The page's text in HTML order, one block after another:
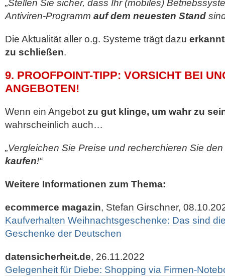
„Stellen Sie sicher, dass Ihr (mobiles)
Antiviren-Programm auf dem neuesten Stand
Die Aktualität aller o.g. Systeme trägt dazu
zu schließen.
9. PROOFPOINT-TIPP: VORSICHT BEI
ANGEBOTEN!
Wenn ein Angebot zu gut klinge, um wahr zu
wahrscheinlich auch…
„Vergleichen Sie Preise und recherchieren Sie
kaufen!“
Weitere Informationen zum Thema:
ecommerce magazin, Stefan Girschner,
Kaufverhalten Weihnachtsgeschenke: Das sind
Geschenke der Deutschen
datensicherheit.de, 26.11.2022
Gelegenheit für Diebe: Shopping via Firmen-